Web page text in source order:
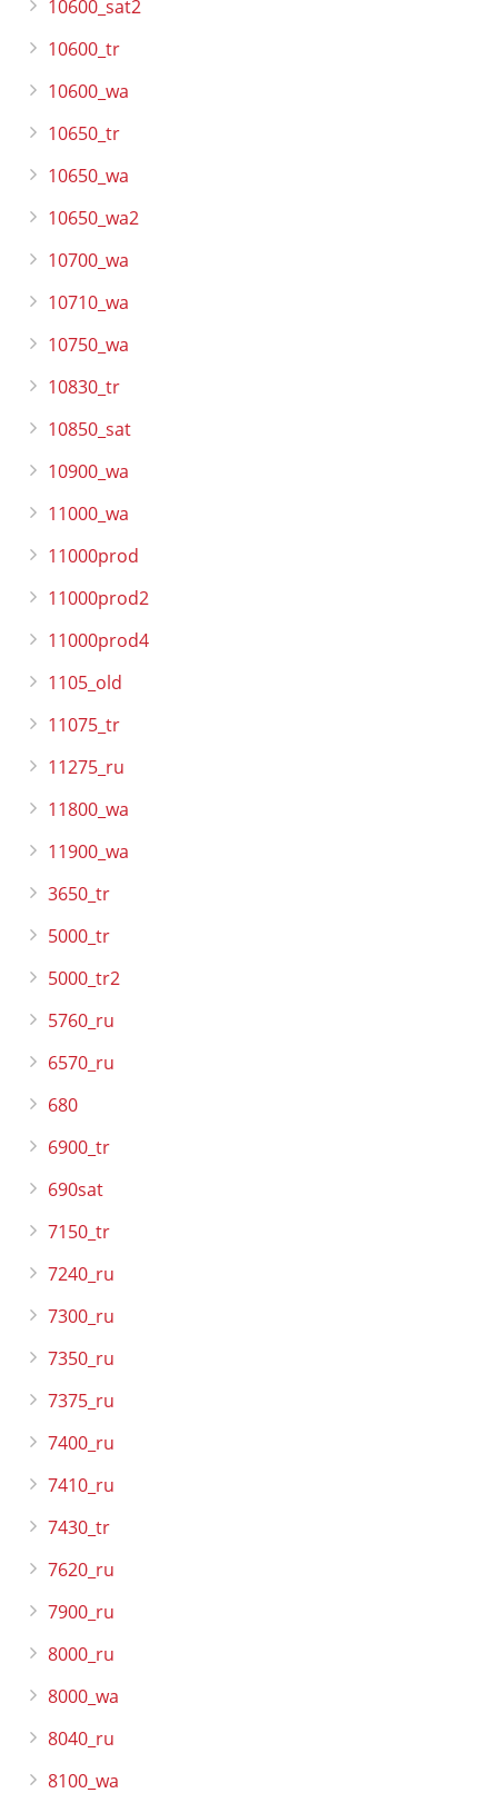
10600_sat2
10600_tr
10600_wa
10650_tr
10650_wa
10650_wa2
10700_wa
10710_wa
10750_wa
10830_tr
10850_sat
10900_wa
11000_wa
11000prod
11000prod2
11000prod4
1105_old
11075_tr
11275_ru
11800_wa
11900_wa
3650_tr
5000_tr
5000_tr2
5760_ru
6570_ru
680
6900_tr
690sat
7150_tr
7240_ru
7300_ru
7350_ru
7375_ru
7400_ru
7410_ru
7430_tr
7620_ru
7900_ru
8000_ru
8000_wa
8040_ru
8100_wa